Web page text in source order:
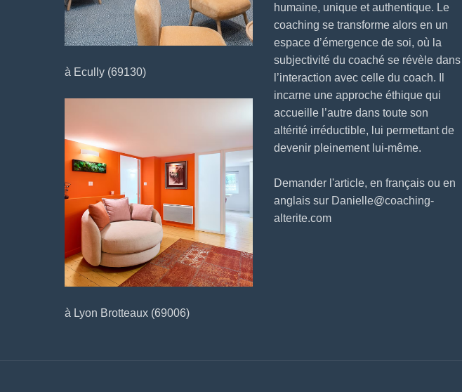
à Ecully (69130)
à Lyon Brotteaux (69006)
humaine, unique et authentique. Le
coaching se transforme alors en un
espace d’émergence de soi, où la
subjectivité du coaché se révèle dans
l’interaction avec celle du coach. Il
incarne une approche éthique qui
accueille l’autre dans toute son
altérité irréductible, lui permettant de
devenir pleinement lui-même.
Demander l'article, en français ou en
anglais sur Danielle@coaching-
alterite.com